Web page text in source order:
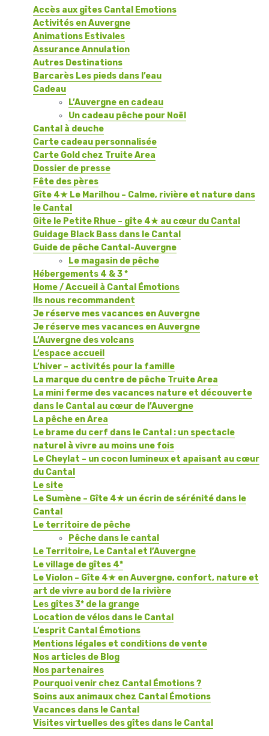
Accès aux gîtes Cantal Emotions
Activités en Auvergne
Animations Estivales
Assurance Annulation
Autres Destinations
Barcarès Les pieds dans l’eau
Cadeau
L’Auvergne en cadeau
Un cadeau pêche pour Noël
Cantal à deuche
Carte cadeau personnalisée
Carte Gold chez Truite Area
Dossier de presse
Fête des pères
Gîte 4★ Le Marilhou – Calme, rivière et nature dans
le Cantal
Gite le Petite Rhue – gîte 4★ au cœur du Cantal
Guidage Black Bass dans le Cantal
Guide de pêche Cantal-Auvergne
Le magasin de pêche
Hébergements 4 & 3 *
Home / Accueil à Cantal Émotions
Ils nous recommandent
Je réserve mes vacances en Auvergne
Je réserve mes vacances en Auvergne
L’Auvergne des volcans
L’espace accueil
L’hiver – activités pour la famille
La marque du centre de pêche Truite Area
La mini ferme des vacances nature et découverte
dans le Cantal au cœur de l’Auvergne
La pêche en Area
Le brame du cerf dans le Cantal : un spectacle
naturel à vivre au moins une fois
Le Cheylat – un cocon lumineux et apaisant au cœur
du Cantal
Le site
Le Sumène – Gîte 4★ un écrin de sérénité dans le
Cantal
Le territoire de pêche
Pêche dans le cantal
Le Territoire, Le Cantal et l’Auvergne
Le village de gîtes 4*
Le Violon – Gîte 4★ en Auvergne, confort, nature et
art de vivre au bord de la rivière
Les gîtes 3* de la grange
Location de vélos dans le Cantal
L’esprit Cantal Émotions
Mentions légales et conditions de vente
Nos articles de Blog
Nos partenaires
Pourquoi venir chez Cantal Émotions ?
Soins aux animaux chez Cantal Émotions
Vacances dans le Cantal
Visites virtuelles des gîtes dans le Cantal